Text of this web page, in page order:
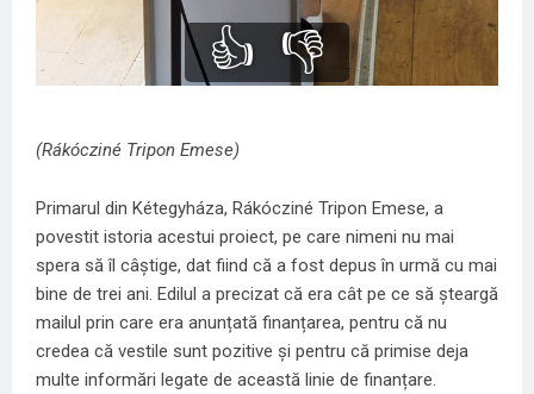
👍 👎
(Rákócziné Tripon Emese)
Primarul din Kétegyháza, Rákócziné Tripon Emese, a
povestit istoria acestui proiect, pe care nimeni nu mai
spera să îl câștige, dat fiind că a fost depus în urmă cu mai
bine de trei ani. Edilul a precizat că era cât pe ce să șteargă
mailul prin care era anunțată finanțarea, pentru că nu
credea că vestile sunt pozitive și pentru că primise deja
multe informări legate de această linie de finanțare.